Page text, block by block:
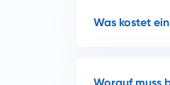
Was kostet